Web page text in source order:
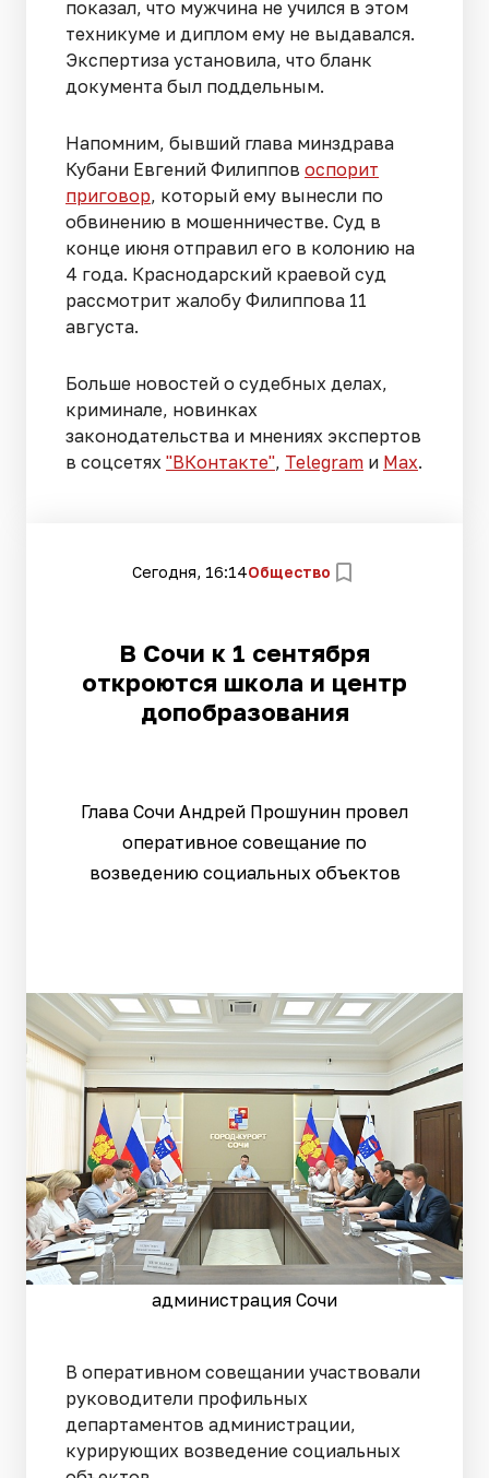
показал, что мужчина не учился в этом
техникуме и диплом ему не выдавался.
Экспертиза установила, что бланк
документа был поддельным.
Напомним, бывший глава минздрава
Кубани Евгений Филиппов оспорит
приговор, который ему вынесли по
обвинению в мошенничестве. Суд в
конце июня отправил его в колонию на
4 года. Краснодарский краевой суд
рассмотрит жалобу Филиппова 11
августа.
Больше новостей о судебных делах,
криминале, новинках
законодательства и мнениях экспертов
в соцсетях "ВКонтакте", Telegram и Max.
Сегодня, 16:14Общество
В Сочи к 1 сентября
откроются школа и центр
допобразования
Глава Сочи Андрей Прошунин провел
оперативное совещание по
возведению социальных объектов
администрация Сочи
В оперативном совещании участвовали
руководители профильных
департаментов администрации,
курирующих возведение социальных